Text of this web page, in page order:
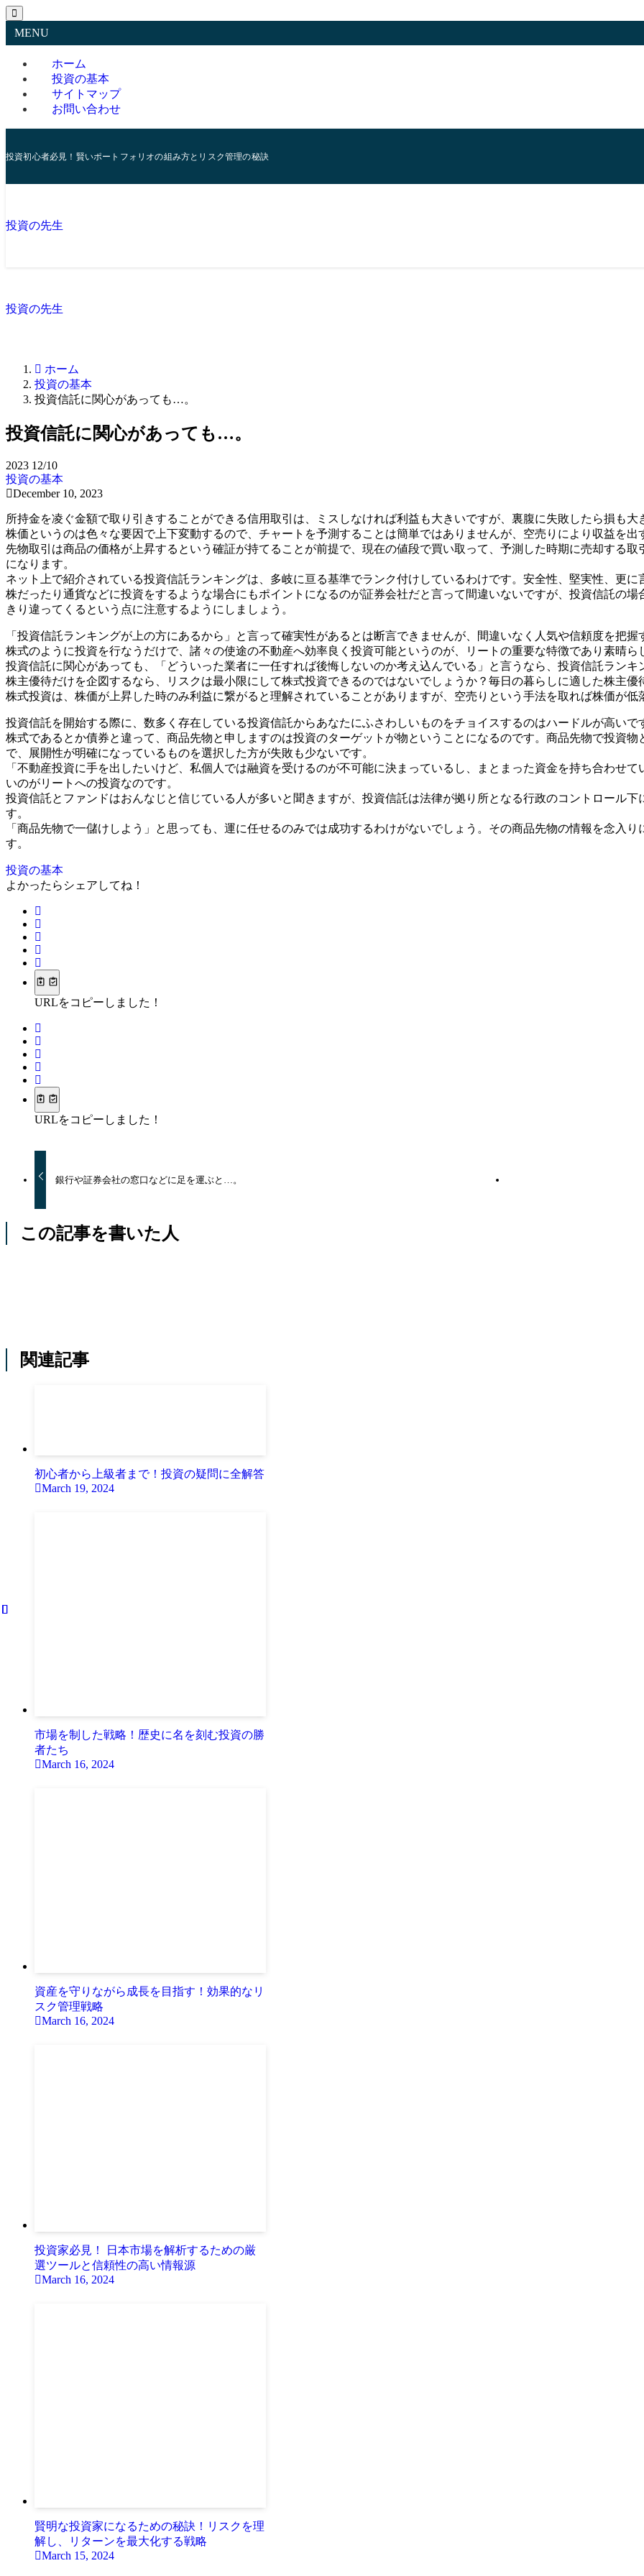
MENU
ホーム
投資の基本
サイトマップ
お問い合わせ
投資初心者必見！賢いポートフォリオの組み方とリスク管理の秘訣
投資の先生
投資の先生
ホーム
投資の基本
投資信託に関心があっても…。
投資信託に関心があっても…。
2023 12/10
投資の基本
December 10, 2023
所持金を凌ぐ金額で取り引きすることができる信用取引は、ミスしなければ利益も大きいですが、裏腹に失敗したら損も大
株価というのは色々な要因で上下変動するので、チャートを予測することは簡単ではありませんが、空売りにより収益を出
先物取引は商品の価格が上昇するという確証が持てることが前提で、現在の値段で買い取って、予測した時期に売却する
になります。
ネット上で紹介されている投資信託ランキングは、多岐に亘る基準でランク付けしているわけです。安全性、堅実性、更に
株だったり通貨などに投資をするような場合にもポイントになるのが証券会社だと言って間違いないですが、投資信託の
きり違ってくるという点に注意するようにしましょう。
「投資信託ランキングが上の方にあるから」と言って確実性があるとは断言できませんが、間違いなく人気や信頼度を把握
株式のように投資を行なうだけで、諸々の使途の不動産へ効率良く投資可能というのが、リートの重要な特徴であり素晴ら
投資信託に関心があっても、「どういった業者に一任すれば後悔しないのか考え込んでいる」と言うなら、投資信託ランキ
株主優待だけを企図するなら、リスクは最小限にして株式投資できるのではないでしょうか？毎日の暮らしに適した株主優
株式投資は、株価が上昇した時のみ利益に繋がると理解されていることがありますが、空売りという手法を取れば株価が低
投資信託を開始する際に、数多く存在している投資信託からあなたにふさわしいものをチョイスするのはハードルが高いで
株式であるとか債券と違って、商品先物と申しますのは投資のターゲットが物ということになるのです。商品先物で投資
で、展開性が明確になっているものを選択した方が失敗も少ないです。
「不動産投資に手を出したいけど、私個人では融資を受けるのが不可能に決まっているし、まとまった資金を持ち合わせ
いのがリートへの投資なのです。
投資信託とファンドはおんなじと信じている人が多いと聞きますが、投資信託は法律が拠り所となる行政のコントロール
す。
「商品先物で一儲けしよう」と思っても、運に任せるのみでは成功するわけがないでしょう。その商品先物の情報を念入
す。
投資の基本
よかったらシェアしてね！
URLをコピーしました！
URLをコピーしました！
銀行や証券会社の窓口などに足を運ぶと…。
この記事を書いた人
関連記事
初心者から上級者まで！投資の疑問に全解答
March 19, 2024
市場を制した戦略！歴史に名を刻む投資の勝
者たち
March 16, 2024
資産を守りながら成長を目指す！効果的なリ
スク管理戦略
March 16, 2024
投資家必見！ 日本市場を解析するための厳
選ツールと信頼性の高い情報源
March 16, 2024
賢明な投資家になるための秘訣！リスクを理
解し、リターンを最大化する戦略
March 15, 2024